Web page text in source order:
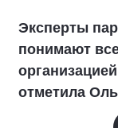
Эксперты
понимают
отметила